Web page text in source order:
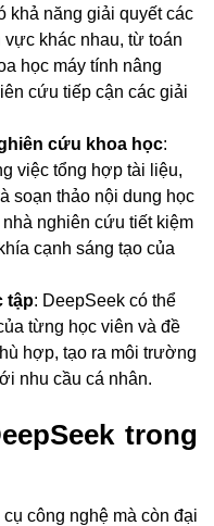
khả năng giải quyết các
khác nhau, từ toán
học máy tính nâng
cứu tiếp cận các giải
cứu khoa học:
việc tổng hợp tài liệu,
soạn thảo nội dung học
nghiên cứu tiết kiệm
cạnh sáng tạo của
tập: DeepSeek có thể
từng học viên và đề
hợp, tạo ra môi trường
nhu cầu cá nhân.
trong
công nghệ mà còn đại